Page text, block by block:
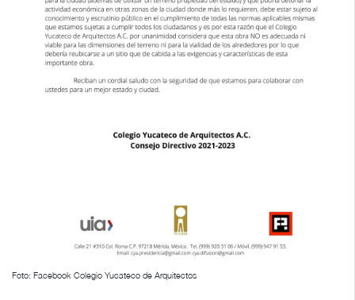
Foto: Facebook Colegio Yucateco de Arquitectos